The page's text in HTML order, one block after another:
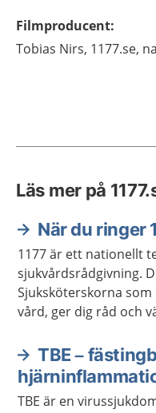
Filmproducent:
Tobias Nirs, 1177.se,
Läs mer på
När du ringer
1177 är ett nationellt
sjukvårdsrådgivning.
Sjuksköterskorna
vård, ger dig råd och
TBE –
TBE är en